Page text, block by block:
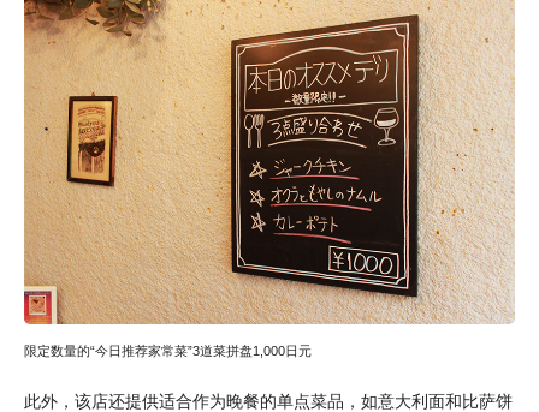
限定数量的“今日推荐家常菜”3道菜拼盘1,000日元
此外，该店还提供适合作为晚餐的单点菜品，如意大利面和比萨饼